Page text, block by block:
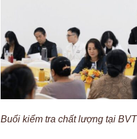
Buổi kiểm tra chất lượng tại